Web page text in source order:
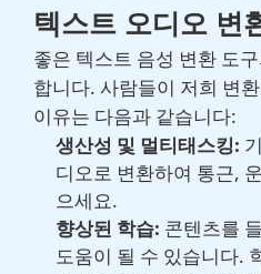
텍스트 오디오 변
좋은 텍스트 음성 변환 도
합니다. 사람들이 저희 변
이유는 다음과 같습니다:
생산성 및 멀티태스킹:
디오로 변환하여 통근,
으세요.
향상된 학습: 콘텐츠를
도움이 될 수 있습니다.